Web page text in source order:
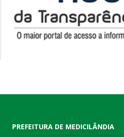
PREFEITURA DE MEDICILÂNDIA